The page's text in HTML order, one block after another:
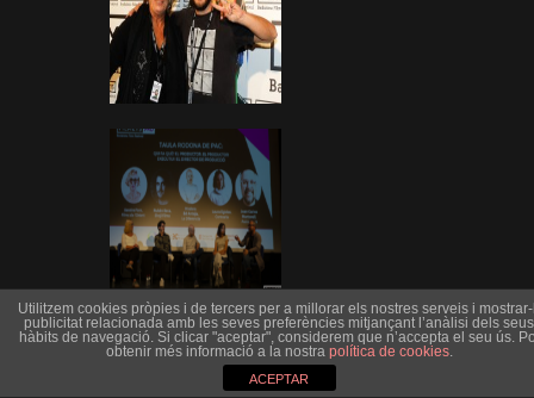
Utilitzem cookies pròpies i de tercers per a millorar els nostres serveis i
publicitat relacionada amb les seves preferències mitjançant l’anàlisi dels seus
hàbits de navegació. Si clicar "aceptar", considerem que n’accepta el seu ús.
obtenir més informació a la nostra política de cookies.
ACEPTAR